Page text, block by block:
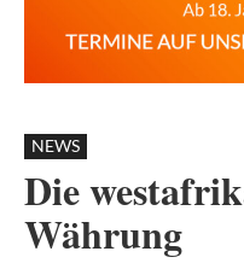
NEWS
Die
Währung